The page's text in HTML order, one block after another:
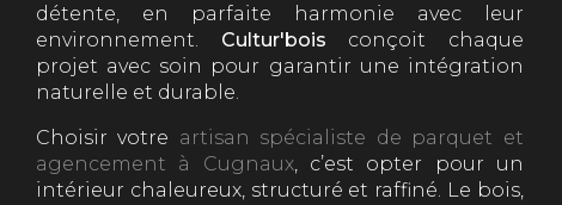
détente, en parfaite harmonie avec leur
environnement. Cultur'bois conçoit chaque
projet avec soin pour garantir une intégration
naturelle et durable.
Choisir votre artisan spécialiste de parquet et
agencement à Cugnaux, c’est opter pour un
intérieur chaleureux, structuré et raffiné. Le bois,